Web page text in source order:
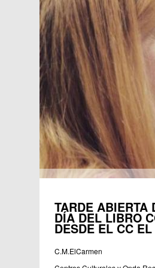
TARDE ABIERTA
DÍA DEL LIBRO
DESDE EL CC
C.M.ElCarmen